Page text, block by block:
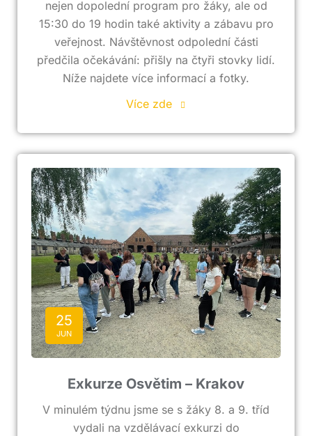
nejen dopolední program pro žáky, ale od
15:30 do 19 hodin také aktivity a zábavu pro
veřejnost. Návštěvnost odpolední části
předčila očekávání: přišly na čtyři stovky lidí.
Níže najdete více informací a fotky.
Více zde
25
JUN
Exkurze Osvětim – Krakov
V minulém týdnu jsme se s žáky 8. a 9. tříd
vydali na vzdělávací exkurzi do